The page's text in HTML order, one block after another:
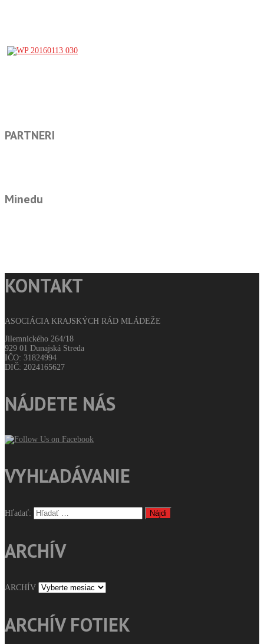
PARTNERI
Minedu
KONTAKT
ASOCIÁCIA KRAJSKÝCH RÁD MLÁDEŽE
Jilemnického 264/18
929 01 Dunajská Streda
IČO: 31824994
DIČ: 2024165627
NÁJDETE NÁS
VYHĽADÁVANIE
Hľadať:
ARCHÍV
ARCHÍV
ARCHÍV FOTIEK